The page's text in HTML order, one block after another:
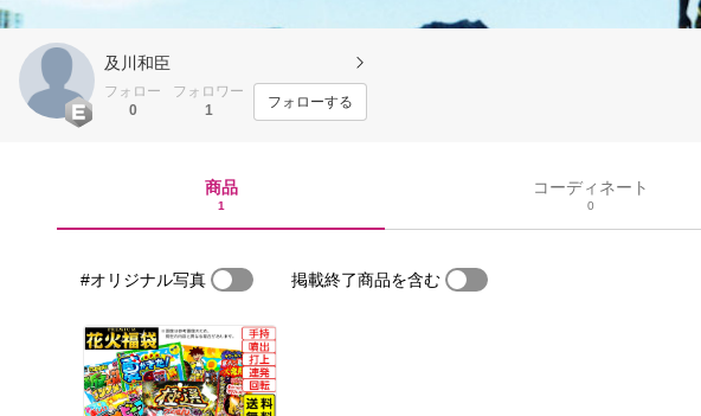
及川和臣
フォロー
0
フォロワー
1
フォローする
商品
1
コーディネート
0
#オリジナル写真 掲載終了商品を含む